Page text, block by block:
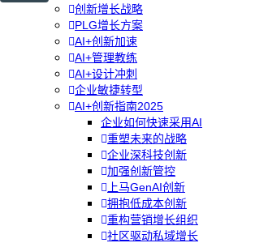
创新增长战略
PLG增长方案
AI+创新加速
AI+管理教练
AI+设计冲刺
企业敏捷转型
AI+创新指南2025
企业如何快速采用AI
重塑未来的战略
企业深科技创新
加强创新管控
上马GenAI创新
拥抱低成本创新
重构营销增长组织
社区驱动私域增长